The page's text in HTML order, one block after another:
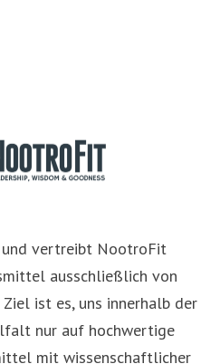
vertreibt NootroFit
ausschließlich von
ist es, uns innerhalb der
nur auf hochwertige
mit wissenschaftlicher